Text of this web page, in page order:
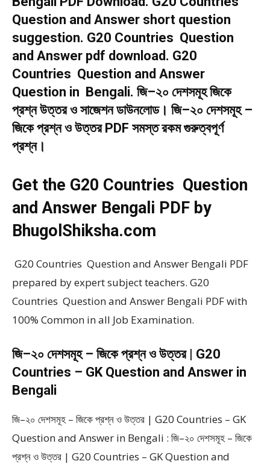
Question and Answer short question
suggestion. G20 Countries Question
and Answer pdf download. G20
Countries Question and Answer
Question in Bengali. জি–২০ দেশসমূহ জিকে
প্রশ্ন উত্তর ও সাজেশন ডাউনলোড। জি–২০ দেশসমূহ –
জিকে প্রশ্ন ও উত্তর PDF সমস্ত রকম গুরুত্বপূর্ণ
প্রশ্ন।
Get the G20 Countries Question
and Answer Bengali PDF by
BhugolShiksha.com
G20 Countries Question and Answer Bengali PDF
prepared by expert subject teachers. G20
Countries Question and Answer Bengali PDF with
100% Common in all Job Examination.
জি–২০ দেশসমূহ – জিকে প্রশ্ন ও উত্তর | G20
Countries – GK Question and Answer in
Bengali
জি–২০ দেশসমূহ – জিকে প্রশ্ন ও উত্তর | G20 Countries – GK
Question and Answer in Bengali : জি–২০ দেশসমূহ – জিকে
প্রশ্ন ও উত্তর | G20 Countries – GK Question and